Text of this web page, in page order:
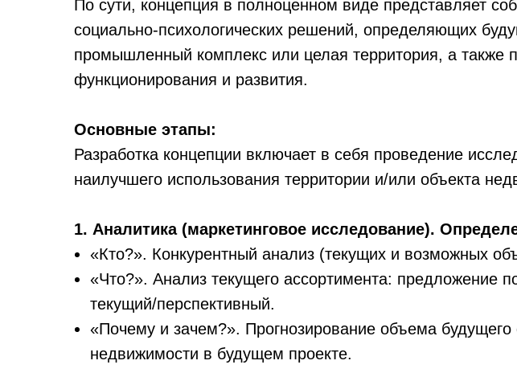
По сути, концепция в полноценном виде представляет
социально-психологических решений, определяющих
промышленный комплекс или целая территория, а также
функционирования и развития.
Основные этапы:
Разработка концепции включает в себя проведение
наилучшего использования территории и/или объекта
1. Аналитика (маркетинговое исследование).
«Кто?». Конкурентный анализ (текущих и возможных
«Что?». Анализ текущего ассортимента:
текущий/перспективный.
«Почему и зачем?». Прогнозирование объема
недвижимости в будущем проекте.